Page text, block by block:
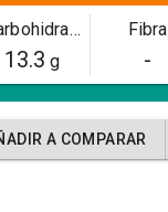
Carbohidratos
13.3 g
Fibra
-
A COMPARAR